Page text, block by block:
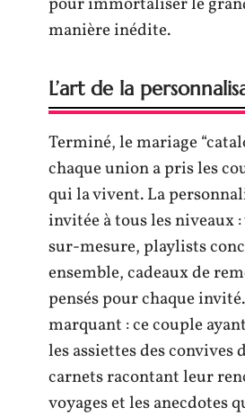
manière inédite.
L’art de la
Terminé, le mariage
chaque union a pris les
qui la vivent. La
invitée à tous les niveaux
sur-mesure, playlists
ensemble, cadeaux de
pensés pour chaque
marquant : ce couple
les assiettes des convives
carnets racontant leur
voyages et les anecdotes